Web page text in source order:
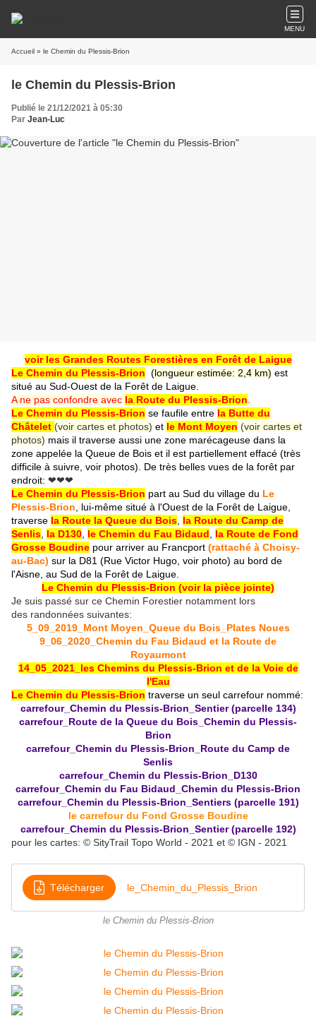
MENU
Accueil » le Chemin du Plessis-Brion
le Chemin du Plessis-Brion
Publié le 21/12/2021 à 05:30
Par Jean-Luc
voir les Grandes Routes Forestières en Forêt de Laigue
Le Chemin du Plessis-Brion (longueur estimée: 2,4 km) est
situé au Sud-Ouest de la Forêt de Laigue.
A ne pas confondre avec la Route du Plessis-Brion
Le Chemin du Plessis-Brion se faufile entre la Butte du
Châtelet (voir cartes et photos) et le Mont Moyen (voir cartes et
photos) mais il traverse aussi une zone marécageuse dans la
zone appelée la Queue de Bois et il est partiellement effacé (très
difficile à suivre, voir photos). De très belles vues de la forêt par
endroit: ❤❤❤
Le Chemin du Plessis-Brion part au Sud du village du Le
Plessis-Brion , lui-même situé à l'Ouest de la Forêt de Laigue,
traverse la Route la Queue du Bois la Route du Camp de
Senlis la D130 le Chemin du Fau Bidaud
la Route de Fond
Grosse Boudine pour arriver au Francport (rattaché à Choisy-
au-Bac) sur la D81 (Rue Victor Hugo, voir photo) au bord de
l'Aisne, au Sud de la Forêt de Laigue.
Le Chemin du Plessis-Brion (voir la pièce jointe)
Je suis passé sur ce Chemin Forestier notamment lors
des randonnées suivantes:
5_09_2019_Mont Moyen_Queue du Bois_Plates Noues
9_06_2020_Chemin du Fau Bidaud et la Route de
Royaumont
14_05_2021_les Chemins du Plessis-Brion et de la Voie de
l'Eau
Le Chemin du Plessis-Brion traverse un seul carrefour nommé:
carrefour_Chemin du Plessis-Brion_Sentier (parcelle 134)
carrefour_Route de la Queue du Bois_Chemin du Plessis-
Brion
carrefour_Chemin du Plessis-Brion_Route du Camp de
Senlis
carrefour_Chemin du Plessis-Brion_D130
carrefour_Chemin du Fau Bidaud_Chemin du Plessis-Brion
carrefour_Chemin du Plessis-Brion_Sentiers (parcelle 191)
le carrefour du Fond Grosse Boudine
carrefour_Chemin du Plessis-Brion_Sentier (parcelle 192)
pour les cartes: © SityTrail Topo World - 2021 et © IGN - 2021
Télécharger le_Chemin_du_Plessis_Brion
le Chemin du Plessis-Brion